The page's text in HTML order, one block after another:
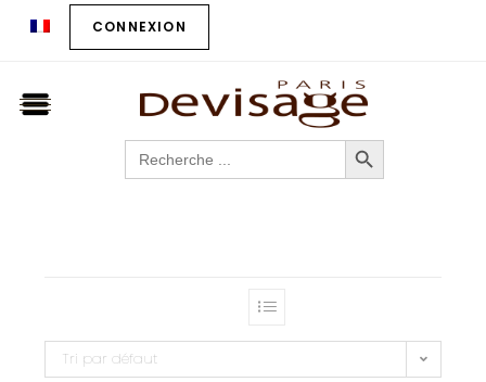
CONNEXION
Search
for:
SEARCH BUTTON
Tri par défaut